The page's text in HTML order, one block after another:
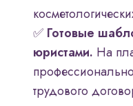
✅ Готовые
юристами. На
трудового